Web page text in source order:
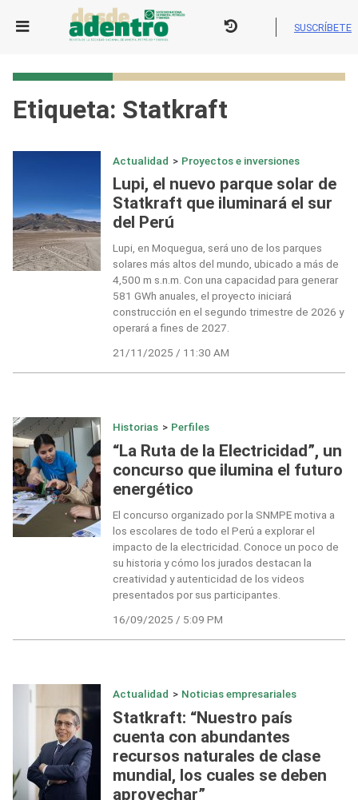
SUSCRÍBETE
Etiqueta: Statkraft
Actualidad > Proyectos e inversiones
Lupi, el nuevo parque solar de
Statkraft que iluminará el sur
del Perú
Lupi, en Moquegua, será uno de los parques
solares más altos del mundo, ubicado a más de
4,500 m s.n.m. Con una capacidad para generar
581 GWh anuales, el proyecto iniciará
construcción en el segundo trimestre de 2026 y
operará a fines de 2027.
21/11/2025 / 11:30 AM
Historias > Perfiles
“La Ruta de la Electricidad”, un
concurso que ilumina el futuro
energético
El concurso organizado por la SNMPE motiva a
los escolares de todo el Perú a explorar el
impacto de la electricidad. Conoce un poco de
su historia y cómo los jurados destacan la
creatividad y autenticidad de los videos
presentados por sus participantes.
16/09/2025 / 5:09 PM
Actualidad > Noticias empresariales
Statkraft: “Nuestro país
cuenta con abundantes
recursos naturales de clase
mundial, los cuales se deben
aprovechar”